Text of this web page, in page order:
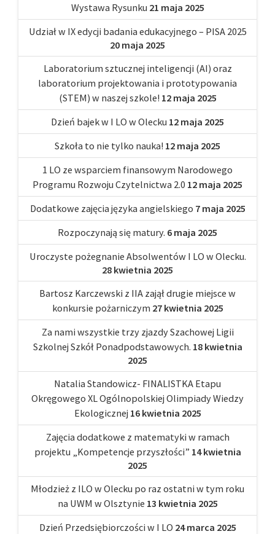
Wystawa Rysunku 21 maja 2025
Udział w IX edycji badania edukacyjnego – PISA 2025
20 maja 2025
Laboratorium sztucznej inteligencji (AI) oraz
laboratorium projektowania i prototypowania
(STEM) w naszej szkole! 12 maja 2025
Dzień bajek w I LO w Olecku 12 maja 2025
Szkoła to nie tylko nauka! 12 maja 2025
1 LO ze wsparciem finansowym Narodowego
Programu Rozwoju Czytelnictwa 2.0 12 maja 2025
Dodatkowe zajęcia języka angielskiego 7 maja 2025
Rozpoczynają się matury. 6 maja 2025
Uroczyste pożegnanie Absolwentów I LO w Olecku.
28 kwietnia 2025
Bartosz Karczewski z IIA zajął drugie miejsce w
konkursie pożarniczym 27 kwietnia 2025
Za nami wszystkie trzy zjazdy Szachowej Ligii
Szkolnej Szkół Ponadpodstawowych. 18 kwietnia
2025
Natalia Standowicz- FINALISTKA Etapu
Okręgowego XL Ogólnopolskiej Olimpiady Wiedzy
Ekologicznej 16 kwietnia 2025
Zajęcia dodatkowe z matematyki w ramach
projektu „Kompetencje przyszłości” 14 kwietnia
2025
Młodzież z ILO w Olecku po raz ostatni w tym roku
na UWM w Olsztynie 13 kwietnia 2025
Dzień Przedsiębiorczości w I LO 24 marca 2025